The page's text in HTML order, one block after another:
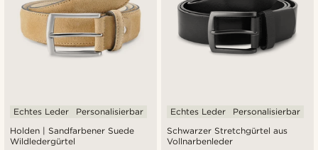
Holden | Sandfarbener Suede
Wildledergürtel
Echtes Leder Personalisierbar
Schwarzer Stretchgürtel aus
Vollnarbenleder
Echtes Leder Personalisierbar